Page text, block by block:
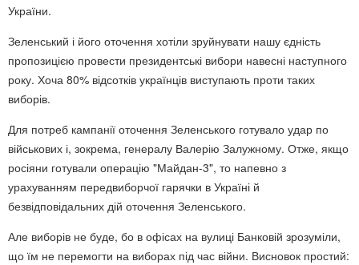
України.
Зеленський і його оточення хотіли зруйнувати нашу єдність
пропозицією провести президентські вибори навесні наступного
року. Хоча 80% відсотків українців виступають проти таких
виборів.
Для потреб кампанії оточення Зеленського готувало удар по
військових і, зокрема, генералу Валерію Залужному. Отже, якщо
росіяни готували операцію "Майдан-3", то напевно з
урахуванням передвиборчої гарячки в Україні й
безвідповідальних дій оточення Зеленського.
Але виборів не буде, бо в офісах на вулиці Банковій зрозуміли,
що їм не перемогти на виборах під час війни. Висновок простий: